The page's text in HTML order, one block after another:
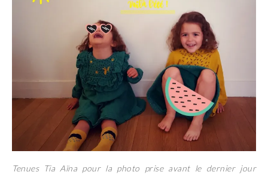
Tenues Tia Aïna pour la photo prise avant le dernier jour